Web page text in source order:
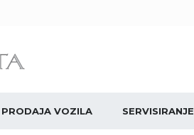
PRODAJA VOZILA SERVISIRANJE